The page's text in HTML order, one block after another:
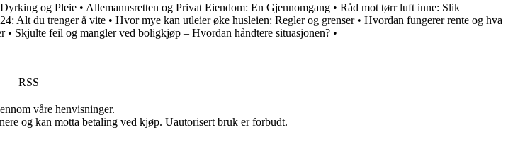
og Pleie • Allemannsretten og Privat Eiendom: En Gjennomgang • Råd mot tørr luft inne: Slik
Alt du trenger å vite • Hvor mye kan utleier øke husleien: Regler og grenser• Hvordan fungerer rente og hva
• Skjulte feil og mangler ved boligkjøp – Hvordan håndtere situasjonen? •
RSS
våre henvisninger.
og kan motta betaling ved kjøp. Uautorisert bruk er forbudt.